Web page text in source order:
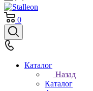
0
Каталог
Назад
Каталог